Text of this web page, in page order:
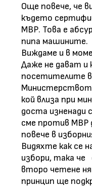
Още повече, че
където
МВР. Това е
пипа машините.
Виждаме и в
Даже не дават и
посетителите
кой влиза при
доста изненади
сме против МВР
повече в
Видяхте как се
избори, така
второ четене
принцип ще